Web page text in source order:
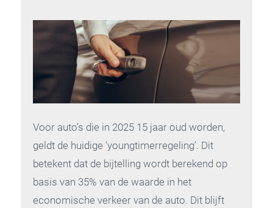
Voor auto’s die in 2025 15 jaar oud worden,
geldt de huidige ‘youngtimerregeling’. Dit
betekent dat de bijtelling wordt berekend op
basis van 35% van de waarde in het
economische verkeer van de auto. Dit blijft